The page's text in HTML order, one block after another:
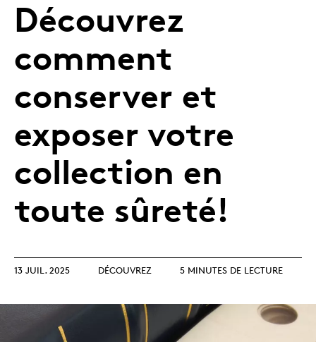
Découvrez
comment
conserver et
exposer votre
collection en
toute sûreté!
13 JUIL. 2025 DÉCOUVREZ 5 MINUTES DE LECTURE